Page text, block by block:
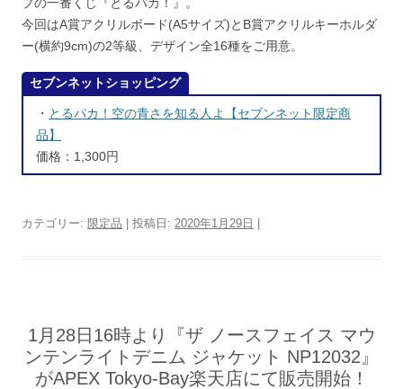
今回はA賞アクリルボード(A5サイズ)とB賞アクリルキーホルダ
ー(横約9cm)の2等級、デザイン全16種をご用意。
セブンネットショッピング
・ とるパカ！空の青さを知る人よ【セブンネット限定商
品】
価格：1,300円
カテゴリー: 限定品 | 投稿日: 2020年1月29日
1月28日16時より『ザ ノースフェイス マウ
ンテンライトデニム ジャケット NP12032』
がAPEX Tokyo-Bay楽天店にて販売開始！